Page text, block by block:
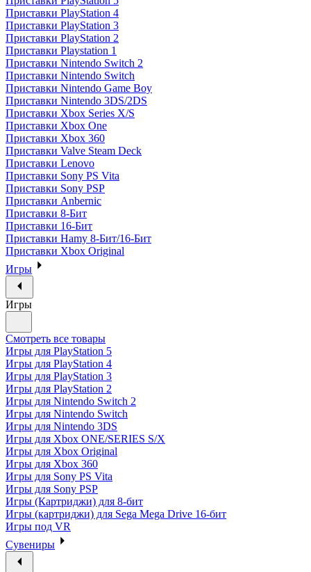
Приставки PlayStation 4
Приставки PlayStation 3
Приставки PlayStation 2
Приставки Playstation 1
Приставки Nintendo Switch 2
Приставки Nintendo Switch
Приставки Nintendo Game Boy
Приставки Nintendo 3DS/2DS
Приставки Xbox Series X/S
Приставки Xbox One
Приставки Xbox 360
Приставки Valve Steam Deck
Приставки Lenovo
Приставки Sony PS Vita
Приставки Sony PSP
Приставки Anbernic
Приставки 8-Бит
Приставки 16-Бит
Приставки Hamy 8-Бит/16-Бит
Приставки Xbox Original
Игры
Игры
Смотреть все товары
Игры для PlayStation 5
Игры для PlayStation 4
Игры для PlayStation 3
Игры для PlayStation 2
Игры для Nintendo Switch 2
Игры для Nintendo Switch
Игры для Nintendo 3DS
Игры для Xbox ONE/SERIES S/X
Игры для Xbox Original
Игры для Xbox 360
Игры для Sony PS Vita
Игры для Sony PSP
Игры (Картриджи) для 8-бит
Игры (картриджи) для Sega Mega Drive 16-бит
Игры под VR
Сувениры